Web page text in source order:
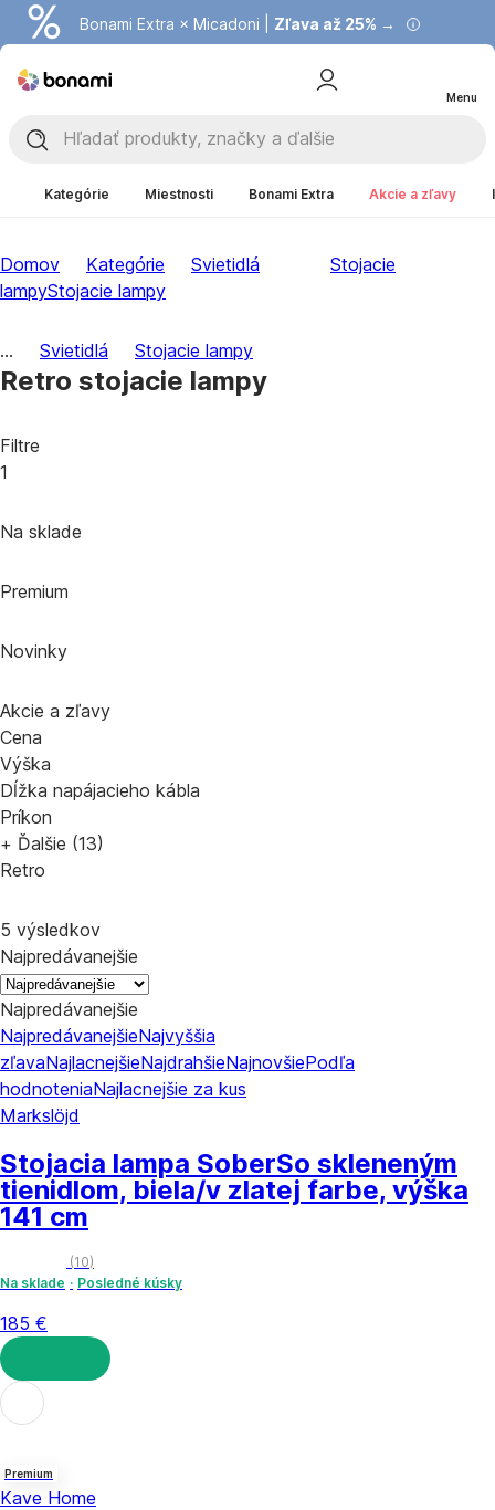
Bonami Extra × Micadoni | Zľava až 25% →
Menu
Kategórie Miestnosti Bonami Extra Akcie a zľavy
Domov Kategórie Svietidlá
Stojacie
lampyStojacie lampy
... Svietidlá Stojacie lampy
Retro stojacie lampy
Filtre
1
Na sklade
Premium
Novinky
Akcie a zľavy
Cena
Výška
Dĺžka napájacieho kábla
Príkon
+ Ďalšie (13)
Retro
5 výsledkov
Najpredávanejšie
Najpredávanejšie
NajpredávanejšieNajvyššia
zľavaNajlacnejšieNajdrahšieNajnovšiePodľa
hodnoteniaNajlacnejšie za kus
Markslöjd
Stojacia lampa SoberSo skleneným
tienidlom, biela/v zlatej farbe, výška
141 cm
(10)
Na sklade
Posledné kúsky
185 €
DO KOŠÍKA
Premium
Kave Home